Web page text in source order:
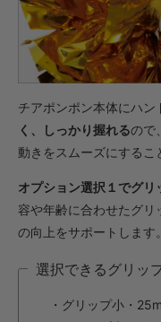
チアポンポン本体にハン
く、しっかり握れるので
動きをスムーズにするこ
オプション選択１でグリ
容や年齢に合わせたグリ
の向上をサポートします。
選択できるグリッ
・グリップ小・